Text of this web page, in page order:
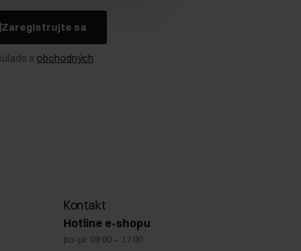
Zaregistrujte sa
s obchodných
Kontakt
Hotline e-shopu
po-pi: 09:00 – 17:00